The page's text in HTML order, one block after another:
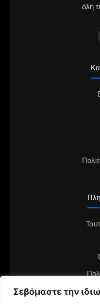
Σεβόμαστε την
όλη